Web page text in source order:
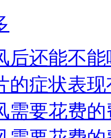
后还能不
的症状表
需要花费